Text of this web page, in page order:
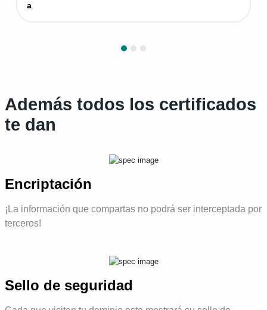
Además todos los certificados
te dan
Encriptación
¡La información que compartas no podrá ser interceptada por
terceros!
Sello de seguridad